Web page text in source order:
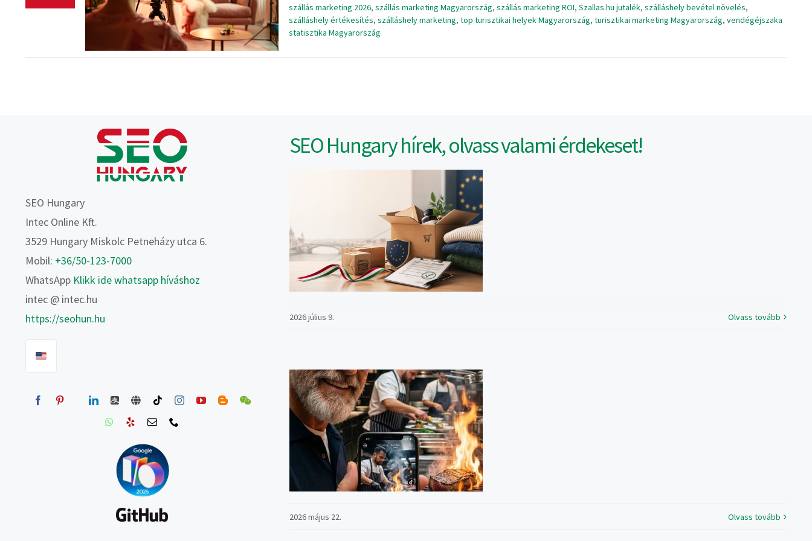
szállás marketing 2026, szállás marketing Magyarország, szállás marketing ROI, Szallas.hu jutalék, szálláshely bevétel növelés,
szálláshely értékesítés, szálláshely marketing, top turisztikai helyek Magyarország, turisztikai marketing Magyarország, vendégéjszaka
statisztika Magyarország
SEO Hungary
Intec Online Kft.
3529 Hungary Miskolc Petneházy utca 6.
Mobil: +36/50-123-7000
WhatsApp Klikk ide whatsapp híváshoz
intec @ intec.hu
https://seohun.hu
SEO Hungary hírek, olvass valami érdekeset!
2026 július 9. Olvass tovább
2026 május 22. Olvass tovább